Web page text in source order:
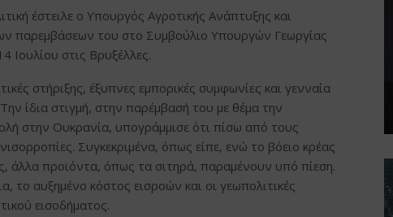
έστειλε ο Υπουργός Αγροτικής Ανάπτυξης και
παρεμβάσεων του στο Συμβούλιο Υπουργών Γεωργίας
Ιουλίου στις Βρυξέλλες.
στήριξης, έξυπνες εμπορικές συμφωνίες και γενναία
ίδια στιγμή, στην παρέμβασή του με θέμα την
στην Ουκρανία, υπογράμμισε ότι πίσω από τους
Συγκεκριμένα, όπως είπε, ενώ το βόειο κρέας
άλλα προϊόντα, όπως τα σιτηρά, παραμένουν υπό πίεση.
το αυξημένο κόστος εισροών και οι γεωπολιτικές
εισοδήματος.